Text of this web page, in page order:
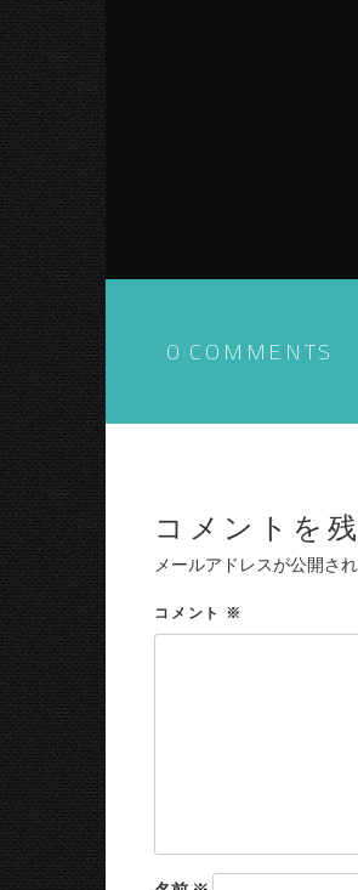
0 COMMENTS
コメントを
メールアドレスが公開さ
コメント ※